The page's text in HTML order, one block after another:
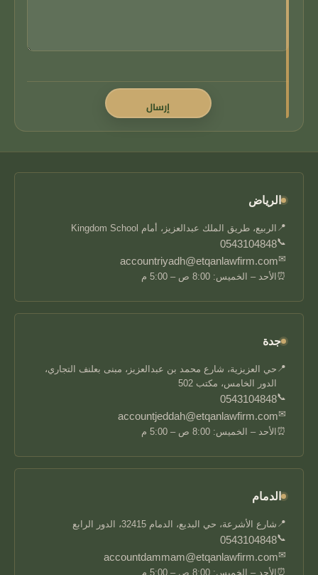
الرياض
📍 الربيع، طريق الملك عبدالعزيز، أمام Kingdom School
📞
0543104848
✉
accountriyadh@etqanlawfirm.com
⏰ الأحد – الخميس: 8:00 ص – 5:00 م
جدة
📍 حي العزيزية، شارع محمد بن عبدالعزيز، مبنى بعلنف التجاري،
الدور الخامس، مكتب 502
📞
0543104848
✉
accountjeddah@etqanlawfirm.com
⏰ الأحد – الخميس: 8:00 ص – 5:00 م
الدمام
📍 شارع الأشرعة، حي البديع، الدمام 32415، الدور الرابع
📞
0543104848
✉
accountdammam@etqanlawfirm.com
⏰ الأحد – الخميس: 8:00 ص – 5:00 م